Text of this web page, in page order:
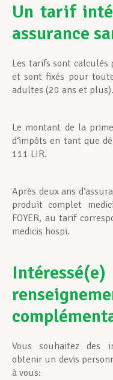
Un tarif
assurance
Les tarifs sont calculés
et sont fixés pour
adultes (20 ans et plus).
Le montant de la
d‘impôts en tant que
111 LIR.
Après deux ans
produit complet
FOYER, au tarif
medicis hospi.
Vous souhaitez des
obtenir un devis
à vous: